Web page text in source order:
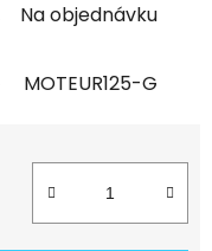
Na objednávku
MOTEUR125-G